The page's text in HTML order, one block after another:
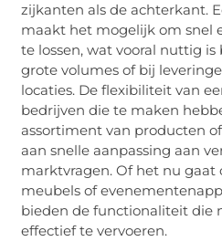
zijkanten als de achterkant.
maakt het mogelijk om snel
te lossen, wat vooral nuttig
grote volumes of bij
locaties. De flexibiliteit van
bedrijven die te maken
assortiment van producten
aan snelle aanpassing aan
marktvragen. Of het nu
meubels of
bieden de functionaliteit die
effectief te vervoeren.